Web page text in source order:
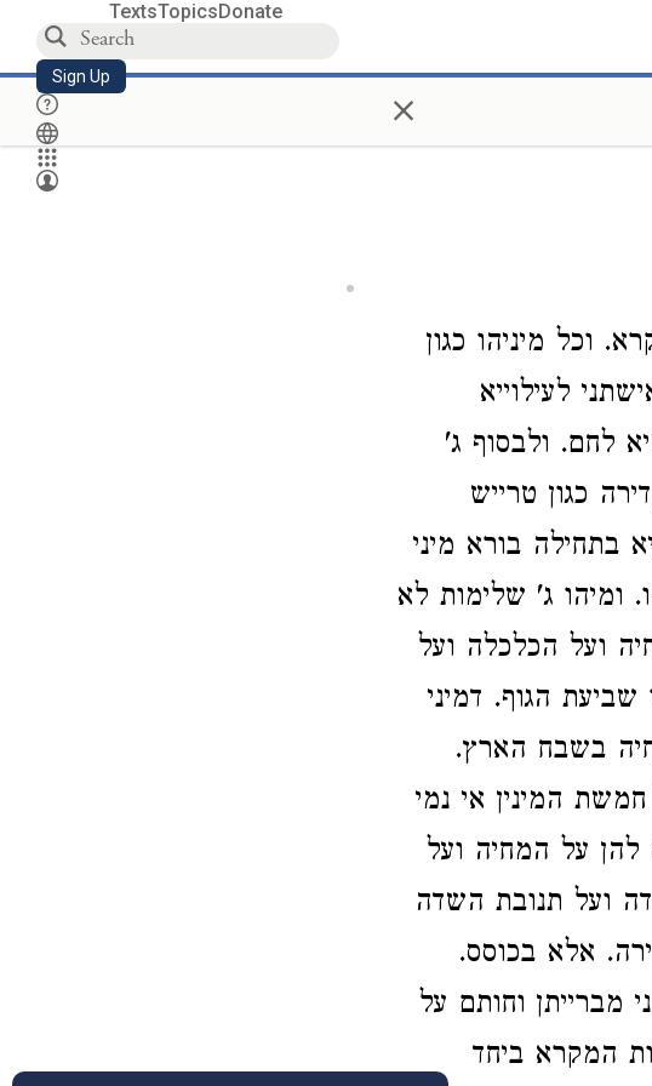
TextsTopicsDonate
Sign Up ×
וכל מיניהו כגון
לעילוייא
לחם. ולבסוף ג'
כגון טרייש
בתחילה בורא מיני
ומיהו ג' שלימות לא
ועל הכלכלה ועל
הגוף. דמיני
בשבח הארץ.
חמשת המינין אי נמי
על המחיה ועל
ועל תנובת השדה
אלא בכוסס.
מברייתן וחותם על
המקרא ביחד